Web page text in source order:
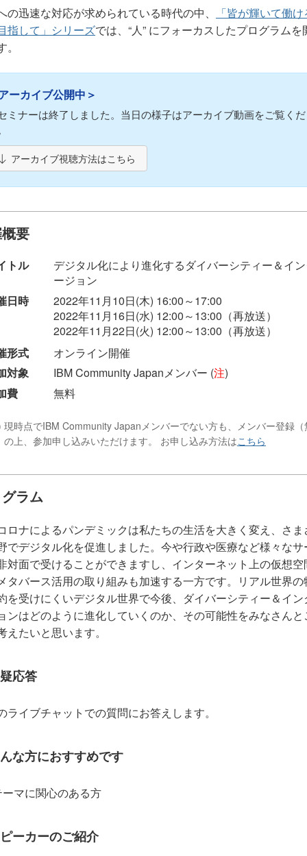
の迅速な対応が求められている時代の中、
「皆が輝いて働
指して」シリーズでは、“人” にフォーカスしたプログラムを
ーカイブ公開中＞
ミナーは終了しました。当日の様子はアーカイブ動画をご覧く
アーカイブ視聴方法はこちら
要
トル
デジタル化により進化するダイバーシティー＆イ
ージョン
日時
2022年11月10日(木) 16:00～17:00
2022年11月16日(水) 12:00～13:00（再放送）
2022年11月22日(火) 12:00～13:00（再放送）
形式
オンライン開催
対象
IBM Community Japanメンバー (注)
費
無料
現時点でIBM Community Japanメンバーでない方も、メンバー登録（
の上、参加申し込みいただけます。 お申し込み方法はこちら
ラム
ロナによるパンデミックは私たちの生活を大きく変え、さま
でデジタル化を促進しました。今や行政や医療など様々なサ
対面で受けることができますし、インターネット上の仮想空
タバース活用の取り組みも加速する一方です。リアル世界の
を受けにくいデジタル世界で今後、ダイバーシティー＆イン
ンはどのように進化していくのか、その可能性をみなさんと
えたいと思います。
応答
ライブチャットでの質問にお答えします。
な方におすすめです
マに関心のある方
ーカーのご紹介